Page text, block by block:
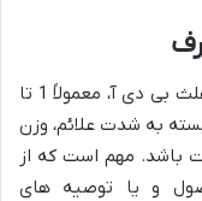
دوز معمول و توصیه شده برای کپسول آناهلث بی دی آ، معمولاً 1 تا
به شدت علائم، وزن
باشد. مهم است که از
و یا توصیه های